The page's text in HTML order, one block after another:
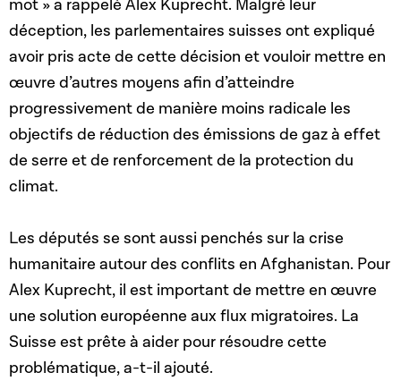
mot » a rappelé Alex Kuprecht. Malgré leur
déception, les parlementaires suisses ont expliqué
avoir pris acte de cette décision et vouloir mettre en
œuvre d’autres moyens afin d’atteindre
progressivement de manière moins radicale les
objectifs de réduction des émissions de gaz à effet
de serre et de renforcement de la protection du
climat.
Les députés se sont aussi penchés sur la crise
humanitaire autour des conflits en Afghanistan. Pour
Alex Kuprecht, il est important de mettre en œuvre
une solution européenne aux flux migratoires. La
Suisse est prête à aider pour résoudre cette
problématique, a-t-il ajouté.